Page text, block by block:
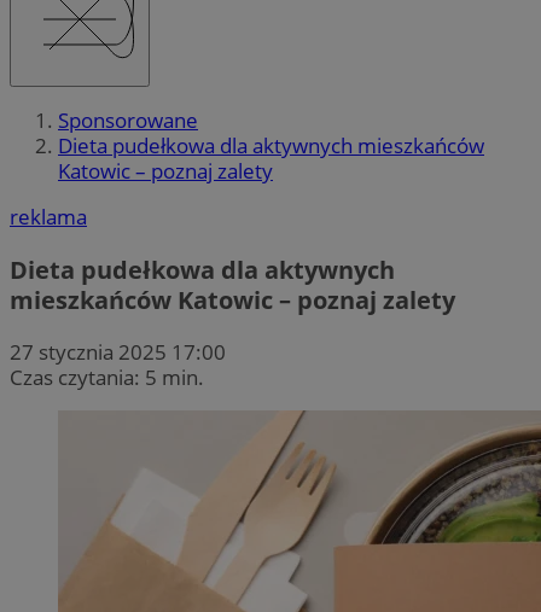
Sponsorowane
Dieta pudełkowa dla aktywnych mieszkańców
Katowic – poznaj zalety
reklama
Dieta pudełkowa dla aktywnych
mieszkańców Katowic – poznaj zalety
27 stycznia 2025 17:00
Czas czytania: 5 min.